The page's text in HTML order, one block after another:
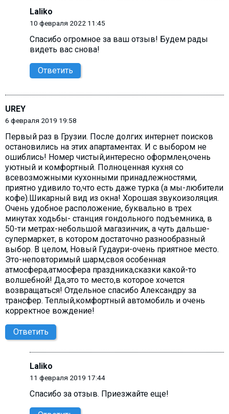
Laliko
10 февраля 2022 11:45
Спасибо огромное за ваш отзыв! Будем рады
видеть вас снова!
Ответить
UREY
6 февраля 2019 19:58
Первый раз в Грузии. После долгих интернет поисков
остановились на этих апартаментах. И с выбором не
ошиблись! Номер чистый,интересно оформлен,очень
уютный и комфортный. Полноценная кухня со
всевозможными кухонными принадлежностями,
приятно удивило то,что есть даже турка (а мы-любители
кофе).Шикарный вид из окна! Хорошая звукоизоляция.
Очень удобное расположение, буквально в трех
минутах ходьбы- станция гондольного подъемника, в
50-ти метрах-небольшой магазинчик, а чуть дальше-
супермаркет, в котором достаточно разнообразный
выбор. В целом, Новый Гудаури-очень приятное место.
Это-неповторимый шарм,своя особенная
атмосфера,атмосфера праздника,сказки какой-то
волшебной! Да,это то место,в которое хочется
возвращаться! Отдельное спасибо Александру за
трансфер. Теплый,комфортный автомобиль и очень
корректное вождение!
Ответить
Laliko
11 февраля 2019 17:44
Спасибо за отзыв. Приезжайте еще!